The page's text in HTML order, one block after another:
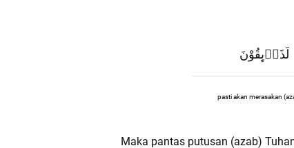
لَذَاۤىِٕقُوْنَ
pasti akan merasakan
Maka pantas putusan (azab)